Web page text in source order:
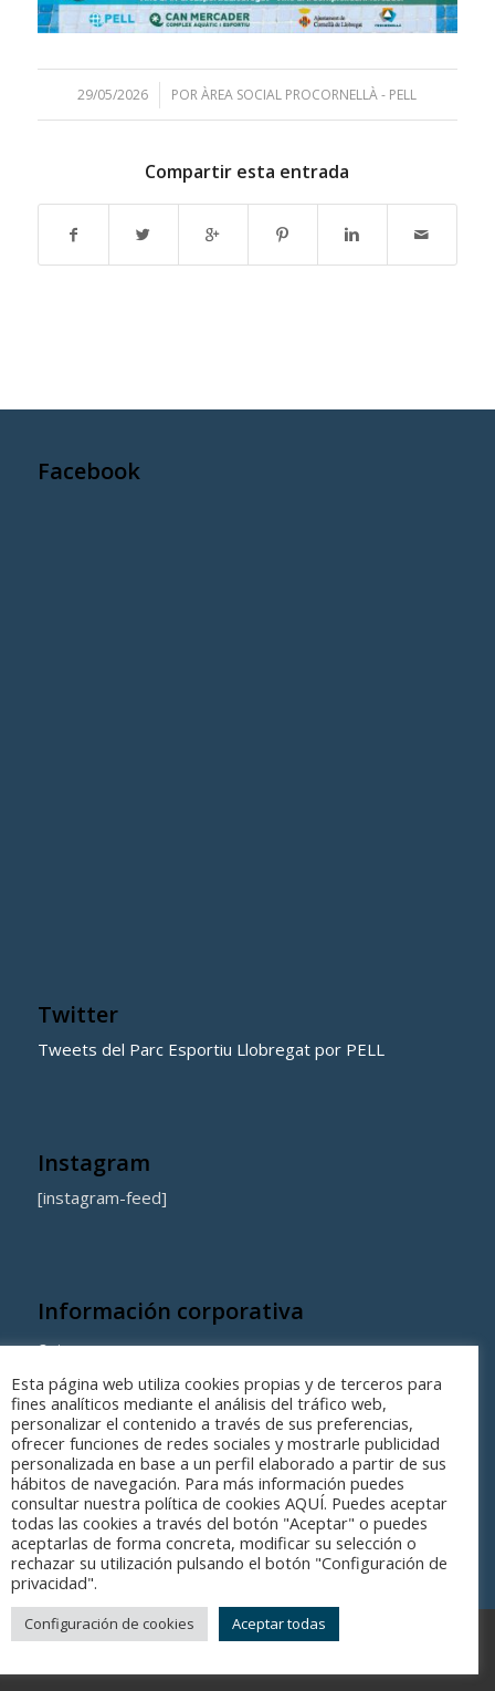
29/05/2026
/ PORÀREA SOCIAL PROCORNELLÀ - PELL
Compartir esta entrada
Facebook
Twitter
Tweets del Parc Esportiu Llobregat por PELL
Instagram
[instagram-feed]
Información corporativa
Quienes somos
Coste de los equipamientos y servicios municipales
© Copyright - Parc Esportiu Llobregat - 2017-2025
Esta página web utiliza cookies propias y de terceros para
fines analíticos mediante el análisis del tráfico web,
personalizar el contenido a través de sus preferencias,
ofrecer funciones de redes sociales y mostrarle publicidad
personalizada en base a un perfil elaborado a partir de sus
hábitos de navegación. Para más información puedes
consultar nuestra política de cookies AQUÍ. Puedes aceptar
todas las cookies a través del botón "Aceptar" o puedes
aceptarlas de forma concreta, modificar su selección o
rechazar su utilización pulsando el botón "Configuración de
privacidad".
Configuración de cookies Aceptar todas